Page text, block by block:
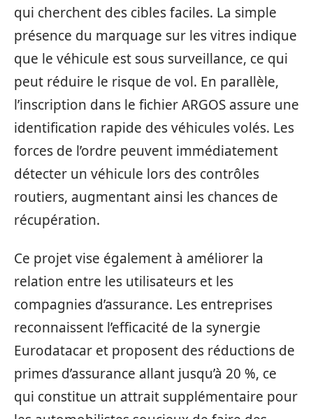
qui cherchent des cibles faciles. La simple
présence du marquage sur les vitres indique
que le véhicule est sous surveillance, ce qui
peut réduire le risque de vol. En parallèle,
l’inscription dans le fichier ARGOS assure une
identification rapide des véhicules volés. Les
forces de l’ordre peuvent immédiatement
détecter un véhicule lors des contrôles
routiers, augmentant ainsi les chances de
récupération.
Ce projet vise également à améliorer la
relation entre les utilisateurs et les
compagnies d’assurance. Les entreprises
reconnaissent l’efficacité de la synergie
Eurodatacar et proposent des réductions de
primes d’assurance allant jusqu’à 20 %, ce
qui constitue un attrait supplémentaire pour